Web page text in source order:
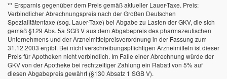
** Ersparnis gegenüber dem Preis gemäß aktueller Lauer-Taxe. Preis:
Verbindlicher Abrechnungspreis nach der Großen Deutschen
Spezialitätentaxe (sog. Lauer-Taxe) bei Abgabe zu Lasten der GKV, die sich
gemäß §129 Abs. 5a SGB V aus dem Abgabepreis des pharmazeutischen
Unternehmens und der Arzneimittelpreisverordnung in der Fassung zum
31.12.2003 ergibt. Bei nicht verschreibungspflichtigen Arzneimitteln ist dieser
Preis für Apotheken nicht verbindlich. Im Falle einer Abrechnung würde der
GKV von der Apotheke bei rechtzeitiger Zahlung ein Rabatt von 5% auf
diesen Abgabepreis gewährt (§130 Absatz 1 SGB V).